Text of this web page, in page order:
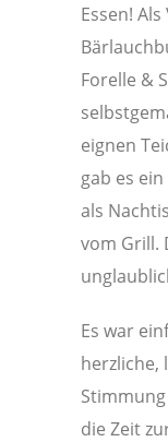
Essen!
Forelle &
eignen
gab es
als
vom Grill.
Es war
herzliche,
die Zeit